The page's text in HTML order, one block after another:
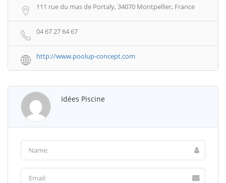
111 rue du mas de Portaly, 34070 Montpellier, France
04 67 27 64 67
http://www.poolup-concept.com
Idées Piscine